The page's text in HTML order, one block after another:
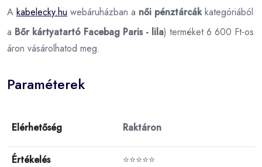
A kabelecky.hu webáruházban a női pénztárcákkategóriából
a Bőr kártyatartó Facebag Paris - lila) terméket 6 600 Ft-os
áron vásárolhatod meg.
Paraméterek
Elérhetőség Raktáron
Értékelés ⭐⭐⭐⭐⭐